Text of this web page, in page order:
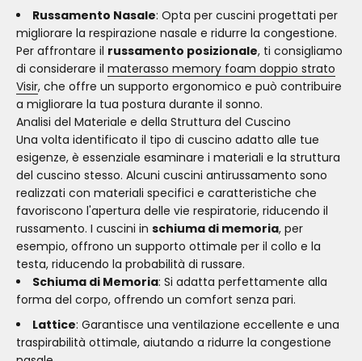
Russamento Nasale: Opta per cuscini progettati per
migliorare la respirazione nasale e ridurre la congestione.
Per affrontare il russamento posizionale, ti consigliamo
di considerare il materasso memory foam doppio strato
Visir, che offre un supporto ergonomico e può contribuire
a migliorare la tua postura durante il sonno.
Analisi del Materiale e della Struttura del Cuscino
Una volta identificato il tipo di cuscino adatto alle tue
esigenze, è essenziale esaminare i materiali e la struttura
del cuscino stesso. Alcuni cuscini antirussamento sono
realizzati con materiali specifici e caratteristiche che
favoriscono l'apertura delle vie respiratorie, riducendo il
russamento. I cuscini in schiuma di memoria, per
esempio, offrono un supporto ottimale per il collo e la
testa, riducendo la probabilità di russare.
Schiuma di Memoria: Si adatta perfettamente alla
forma del corpo, offrendo un comfort senza pari.
Lattice: Garantisce una ventilazione eccellente e una
traspirabilità ottimale, aiutando a ridurre la congestione